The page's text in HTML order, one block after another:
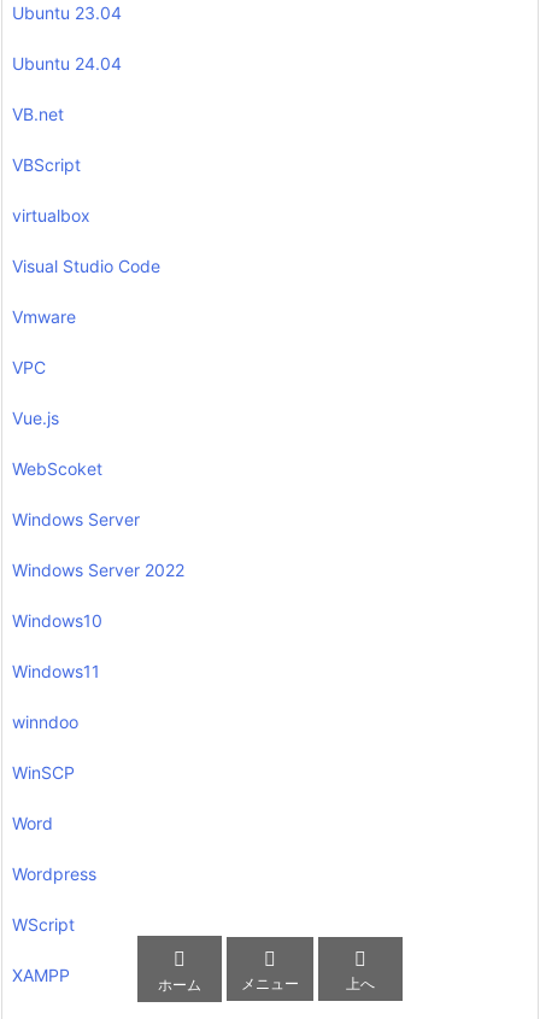
Ubuntu 23.04
Ubuntu 24.04
VB.net
VBScript
virtualbox
Visual Studio Code
Vmware
VPC
Vue.js
WebScoket
Windows Server
Windows Server 2022
Windows10
Windows11
winndoo
WinSCP
Word
Wordpress
WScript
XAMPP

ホーム

メニュー

上へ